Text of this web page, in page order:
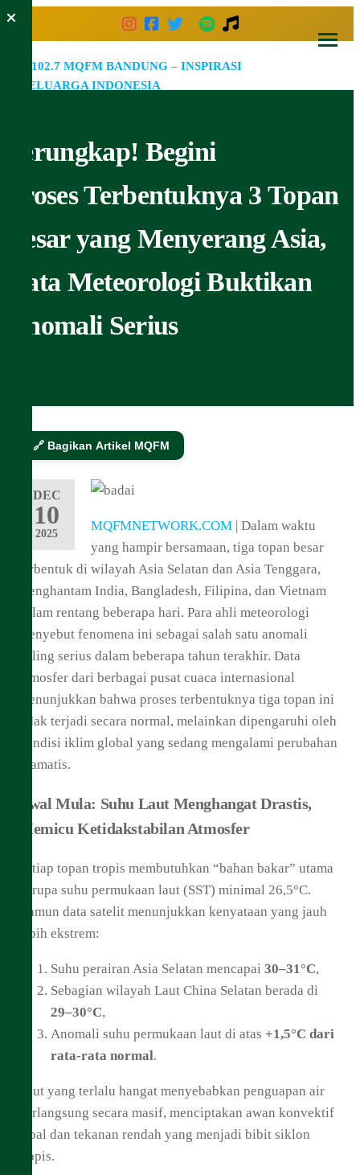
Skip
content
Terungkap! Begini
Proses Terbentuknya 3 Topan
Besar yang Menyerang Asia,
Data Meteorologi Buktikan
Anomali Serius
🔗 Bagikan Artikel MQFM
DEC
10
2025
MQFMNETWORK.COM | Dalam waktu
yang hampir bersamaan, tiga topan besar
terbentuk di wilayah Asia Selatan dan Asia Tenggara,
menghantam India, Bangladesh, Filipina, dan Vietnam
dalam rentang beberapa hari. Para ahli meteorologi
menyebut fenomena ini sebagai salah satu anomali
paling serius dalam beberapa tahun terakhir. Data
atmosfer dari berbagai pusat cuaca internasional
menunjukkan bahwa proses terbentuknya tiga topan ini
tidak terjadi secara normal, melainkan dipengaruhi oleh
kondisi iklim global yang sedang mengalami perubahan
dramatis.
Awal Mula: Suhu Laut Menghangat Drastis,
Memicu Ketidakstabilan Atmosfer
Setiap topan tropis membutuhkan “bahan bakar” utama
berupa suhu permukaan laut (SST) minimal 26,5°C.
Namun data satelit menunjukkan kenyataan yang jauh
lebih ekstrem:
Suhu perairan Asia Selatan mencapai 30–31°C,
Sebagian wilayah Laut China Selatan berada di
29–30°C,
Anomali suhu permukaan laut di atas +1,5°C dari
rata-rata normal.
Laut yang terlalu hangat menyebabkan penguapan air
berlangsung secara masif, menciptakan awan konvektif
tebal dan tekanan rendah yang menjadi bibit siklon
tropis.